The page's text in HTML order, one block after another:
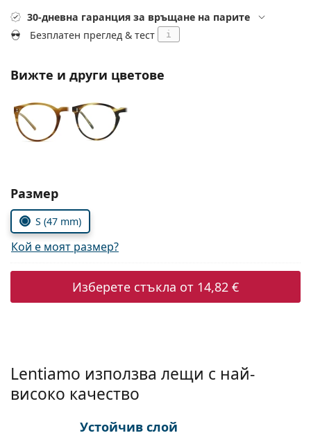
Всички марки
Persol
30-дневна гаранция за връщане на парите
Безплатен преглед & тест
i
Вижте и други цветове
Изберете параметри
Размер
S (47 mm)
Кой е моят размер?
Изберете стъкла от 14,82 €
Lentiamo използва лещи с най-
високо качество
Устойчив слой